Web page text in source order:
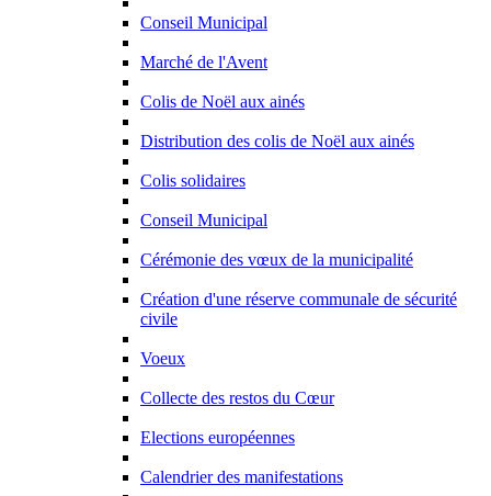
Conseil Municipal
Marché de l'Avent
Colis de Noël aux ainés
Distribution des colis de Noël aux ainés
Colis solidaires
Conseil Municipal
Cérémonie des vœux de la municipalité
Création d'une réserve communale de sécurité
civile
Voeux
Collecte des restos du Cœur
Elections européennes
Calendrier des manifestations